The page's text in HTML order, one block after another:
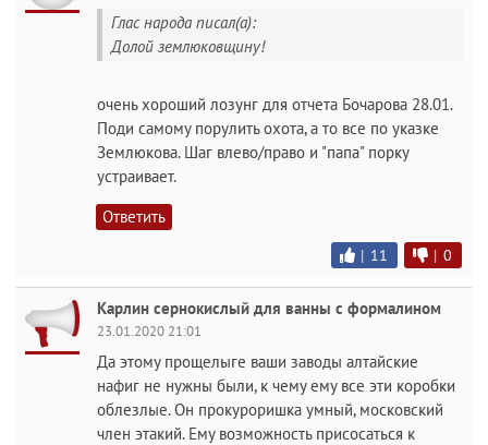
Глас народа писал(а):
Долой землюковщину!
очень хороший лозунг для отчета Бочарова 28.01.
Поди самому порулить охота, а то все по указке
Землюкова. Шаг влево/право и "папа" порку
устраивает.
Ответить
| 11 | 0
Карлин сернокислый для ванны с формалином
23.01.2020 21:01
Да этому прощелыге ваши заводы алтайские
нафиг не нужны были, к чему ему все эти коробки
облезлые. Он прокуроришка умный, московский
член этакий. Ему возможность присосаться к